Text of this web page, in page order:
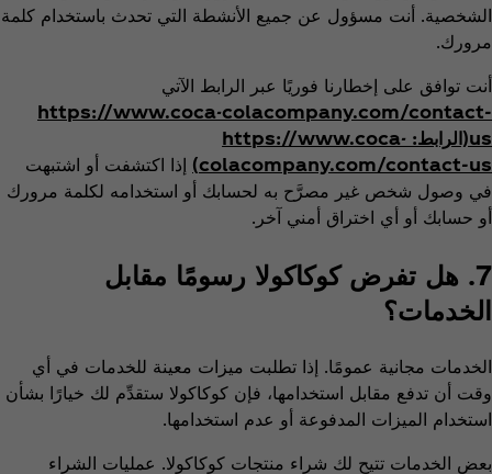
الشخصية. أنت مسؤول عن جميع الأنشطة التي تحدث باستخدام كلمة
مرورك.
أنت توافق على إخطارنا فوريًا عبر الرابط الآتي
https://www.coca-colacompany.com/contact-
us(الرابط: https://www.coca-
colacompany.com/contact-us)
إذا اكتشفت أو اشتبهت
في وصول شخص غير مصرَّح به لحسابك أو استخدامه لكلمة مرورك
أو حسابك أو أي اختراق أمني آخر.
7. هل تفرض كوكاكولا رسومًا مقابل
الخدمات؟
الخدمات مجانية عمومًا. إذا تطلبت ميزات معينة للخدمات في أي
وقت أن تدفع مقابل استخدامها، فإن كوكاكولا ستقدِّم لك خيارًا بشأن
استخدام الميزات المدفوعة أو عدم استخدامها.
بعض الخدمات تتيح لك شراء منتجات كوكاكولا. عمليات الشراء